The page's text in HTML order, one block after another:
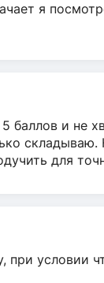
я
баллов и не
складываю.
для
при условии